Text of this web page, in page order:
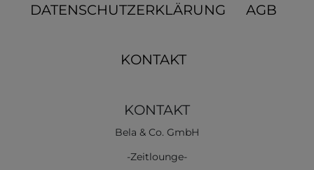
DATENSCHUTZERKLÄRUNG AGB
KONTAKT
KONTAKT
Bela & Co. GmbH
-Zeitlounge-